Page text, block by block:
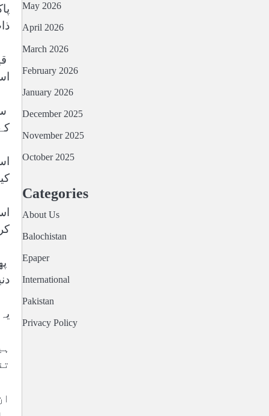
May 2026
April 2026
March 2026
February 2026
January 2026
December 2025
November 2025
October 2025
Categories
About Us
Balochistan
Epaper
International
Pakistan
Privacy Policy